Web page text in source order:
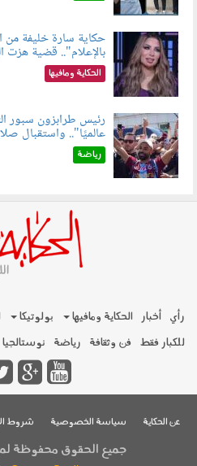
060801.jpeg
حكاية سارة خليفة من
بالإعلام".. قضية هزت
الحكاية ومافيها
060803.jpg
رئيس طرابزون سبور
عالميًا".. واستقبال
رياضة
رأي أخبار الحكاية ومافيها بولوتيكا
للكبار فقط فن وثقافة رياضة نوستالجيا
عن الحكاية سياسة الخصوصية شروط
جميع الحقوق محفوظة